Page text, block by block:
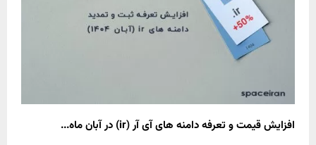
افزایش قیمت و تعرفه دامنه های آی آر (ir) در آبان ماه...